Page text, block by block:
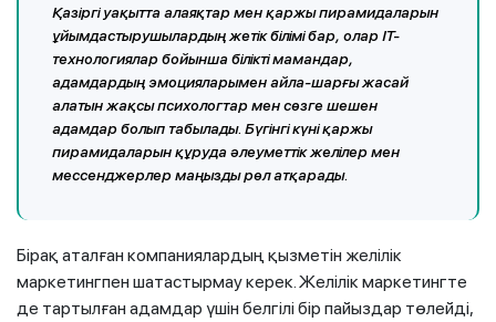
Қазіргі уақытта алаяқтар мен қаржы пирамидаларын
ұйымдастырушылардың жетік білімі бар, олар ІТ-
технологиялар бойынша білікті мамандар,
адамдардың эмоцияларымен айла-шарғы жасай
алатын жақсы психологтар мен сөзге шешен
адамдар болып табылады. Бүгінгі күні қаржы
пирамидаларын құруда әлеуметтік желілер мен
мессенджерлер маңызды рөл атқарады.
Бірақ аталған компаниялардың қызметін желілік
маркетингпен шатастырмау керек. Желілік маркетингте
де тартылған адамдар үшін белгілі бір пайыздар төлейді,